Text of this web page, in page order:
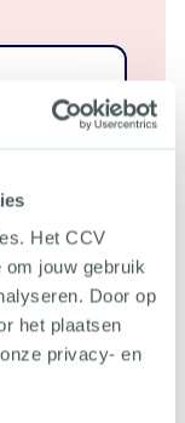
Het CCV
jouw gebruik
Door op
het plaatsen
privacy- en